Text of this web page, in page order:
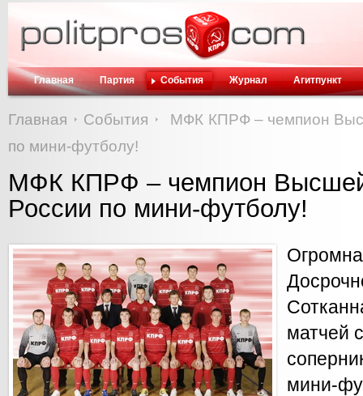
Главная Партия События Журнал Агитпункт
Главная События
МФК КПРФ – чемпион
по мини-футболу!
МФК КПРФ – чемпион Высшей
России по мини-футболу!
матчей
мини-